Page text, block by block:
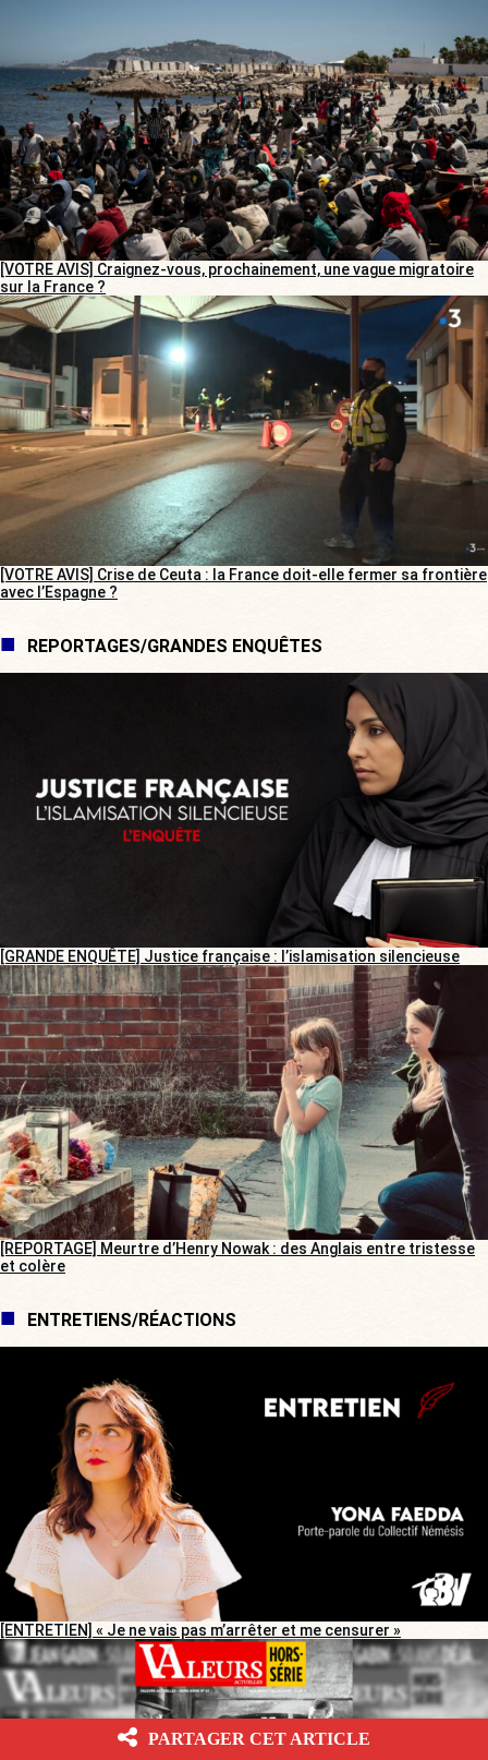
[VOTRE AVIS] Craignez-vous, prochainement, une vague migratoire
sur la France ?
[VOTRE AVIS] Crise de Ceuta : la France doit-elle fermer sa frontière
avec l’Espagne ?
REPORTAGES/GRANDES ENQUÊTES
[GRANDE ENQUÊTE] Justice française : l’islamisation silencieuse
[REPORTAGE] Meurtre d’Henry Nowak : des Anglais entre tristesse
et colère
ENTRETIENS/RÉACTIONS
[ENTRETIEN] « Je ne vais pas m’arrêter et me censurer »
PARTAGER CET ARTICLE